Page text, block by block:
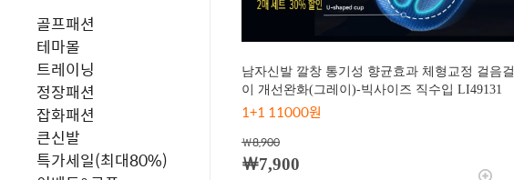
골프패션
테마몰
트레이닝
정장패션
잡화패션
큰신발
특가세일(최대80%)
남자신발 깔창 통기성 향균효과 체형교정 걸음걸
이 개선완화(그레이)-빅사이즈 직수입 LI49131
1+1 11000원
￦8,900
￦7,900